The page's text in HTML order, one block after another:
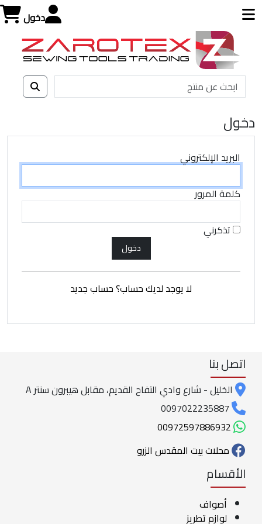
دخول
دخول
البريد الإلكتروني
كلمة المرور
تذكرني
لا يوجد لديك حساب؟ حساب جديد
اتصل بنا
الخليل - شارع وادي التفاح القديم، مقابل هيبرون سنتر A
محلات بيت المقدس الزرو
الأقسام
أصواف
لوازم تطريز